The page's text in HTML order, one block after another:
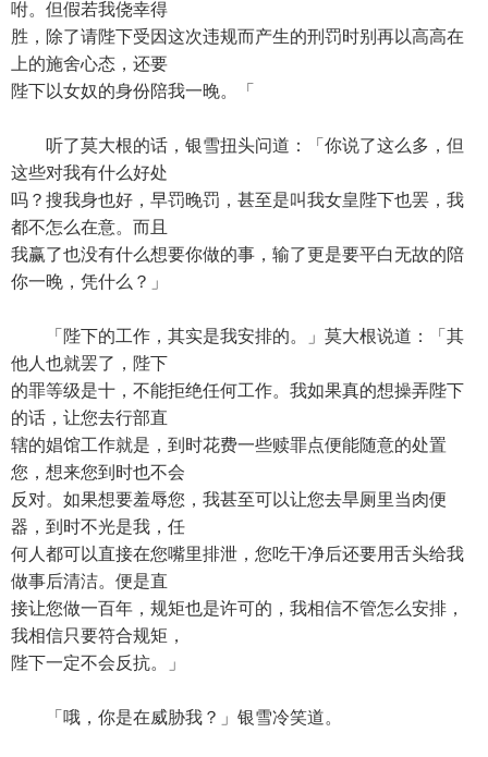
咐。但假若我侥幸得
胜，除了请陛下受因这次违规而产生的刑罚时别再以高高在
上的施舍心态，还要
陛下以女奴的身份陪我一晚。「
听了莫大根的话，银雪扭头问道：「你说了这么多，但
这些对我有什么好处
吗？搜我身也好，早罚晚罚，甚至是叫我女皇陛下也罢，我
都不怎么在意。而且
我赢了也没有什么想要你做的事，输了更是要平白无故的陪
你一晚，凭什么？」
「陛下的工作，其实是我安排的。」莫大根说道：「其
他人也就罢了，陛下
的罪等级是十，不能拒绝任何工作。我如果真的想操弄陛下
的话，让您去行部直
辖的娼馆工作就是，到时花费一些赎罪点便能随意的处置
您，想来您到时也不会
反对。如果想要羞辱您，我甚至可以让您去旱厕里当肉便
器，到时不光是我，任
何人都可以直接在您嘴里排泄，您吃干净后还要用舌头给我
做事后清洁。便是直
接让您做一百年，规矩也是许可的，我相信不管怎么安排，
我相信只要符合规矩，
陛下一定不会反抗。」
「哦，你是在威胁我？」银雪冷笑道。